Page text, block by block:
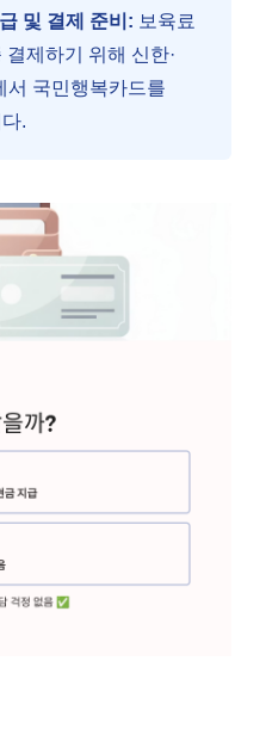
및 결제 준비: 보육료
제하기 위해 신한·
서 국민행복카드를
.